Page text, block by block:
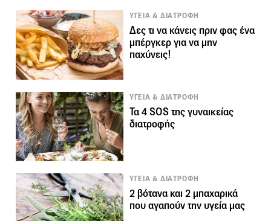
ΥΓΕΙΑ & ΔΙΑΤΡΟΦΗ
Δες τι να κάνεις πριν φας ένα
μπέργκερ για να μην
παχύνεις!
ΥΓΕΙΑ & ΔΙΑΤΡΟΦΗ
Τα 4 SOS της γυναικείας
διατροφής
ΥΓΕΙΑ & ΔΙΑΤΡΟΦΗ
2 βότανα και 2 μπαχαρικά
που αγαπούν την υγεία μας